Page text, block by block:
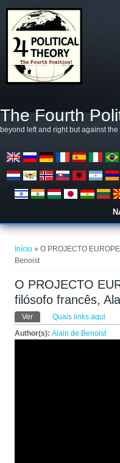
The Fourth
beyond left and right but against the
Início » O PROJECTO
Benoist
O PROJECTO
filósofo francês,
Abas primárias
Ver (aba ativa)Quais links aqui
Author(s):Alain de Benoist